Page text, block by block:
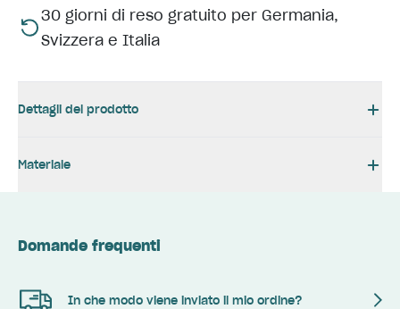
30 giorni di reso gratuito per Germania,
Svizzera e Italia
Dettagli del prodotto
Materiale
Domande frequenti
In che modo viene inviato il mio ordine?